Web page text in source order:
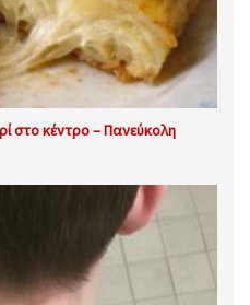
στο κέντρο – Πανεύκολη